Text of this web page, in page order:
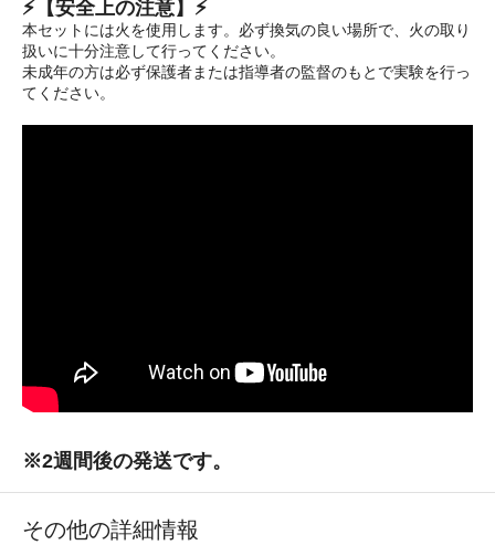
⚡【安全上の注意】⚡
本セットには火を使用します。必ず換気の良い場所で、火の取り
扱いに十分注意して行ってください。
未成年の方は必ず保護者または指導者の監督のもとで実験を行っ
てください。
※2週間後の発送です。
その他の詳細情報